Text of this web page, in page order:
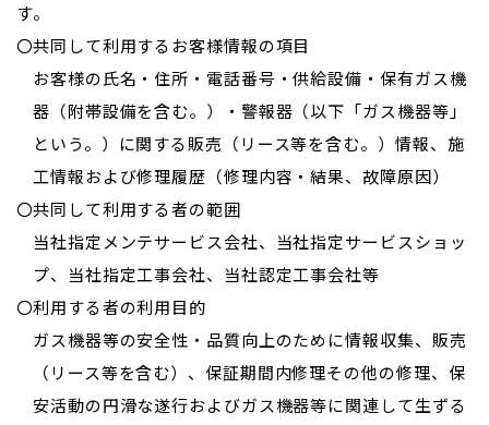
す。
共同して利用するお客様情報の項目
お客様の氏名・住所・電話番号・供給設備・保有ガス機
器（附帯設備を含む。）・警報器（以下「ガス機器等」
という。）に関する販売（リース等を含む。）情報、施
工情報および修理履歴（修理内容・結果、故障原因）
共同して利用する者の範囲
当社指定メンテサービス会社、当社指定サービスショッ
プ、当社指定工事会社、当社認定工事会社等
利用する者の利用目的
ガス機器等の安全性・品質向上のために情報収集、販売
（リース等を含む）、保証期間内修理その他の修理、保
安活動の円滑な遂行およびガス機器等に関連して生ずる